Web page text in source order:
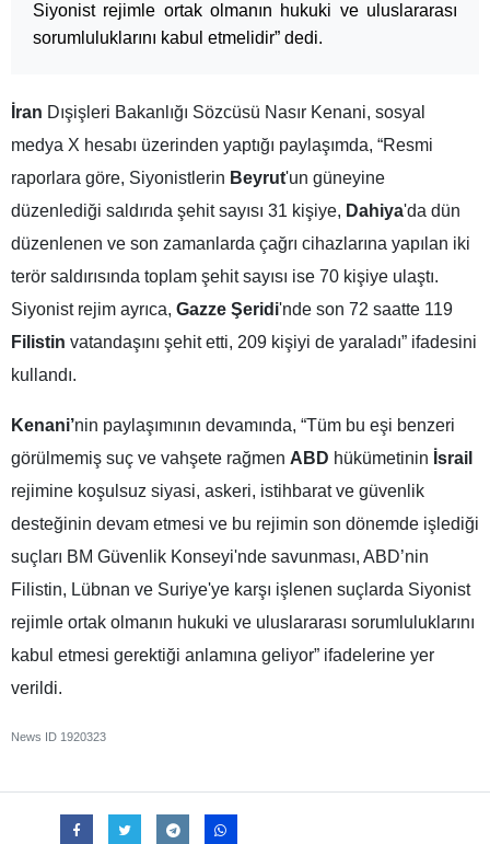
Siyonist rejimle ortak olmanın hukuki ve uluslararası
sorumluluklarını kabul etmelidir” dedi.
İran Dışişleri Bakanlığı Sözcüsü Nasır Kenani, sosyal
medya X hesabı üzerinden yaptığı paylaşımda, “Resmi
raporlara göre, Siyonistlerin Beyrut'un güneyine
düzenlediği saldırıda şehit sayısı 31 kişiye, Dahiya'da dün
düzenlenen ve son zamanlarda çağrı cihazlarına yapılan iki
terör saldırısında toplam şehit sayısı ise 70 kişiye ulaştı.
Siyonist rejim ayrıca, Gazze Şeridi'nde son 72 saatte 119
Filistin vatandaşını şehit etti, 209 kişiyi de yaraladı” ifadesini
kullandı.
Kenani’nin paylaşımının devamında, “Tüm bu eşi benzeri
görülmemiş suç ve vahşete rağmen ABD hükümetinin İsrail
rejimine koşulsuz siyasi, askeri, istihbarat ve güvenlik
desteğinin devam etmesi ve bu rejimin son dönemde işlediği
suçları BM Güvenlik Konseyi'nde savunması, ABD’nin
Filistin, Lübnan ve Suriye'ye karşı işlenen suçlarda Siyonist
rejimle ortak olmanın hukuki ve uluslararası sorumluluklarını
kabul etmesi gerektiği anlamına geliyor” ifadelerine yer
verildi.
News ID 1920323